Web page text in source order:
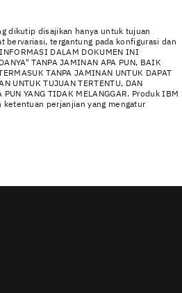
dikutip disajikan hanya untuk tujuan
bervariasi, tergantung pada konfigurasi dan
DALAM DOKUMEN INI
TANPA JAMINAN APA PUN, BAIK
TANPA JAMINAN UNTUK DAPAT
UNTUK TUJUAN TERTENTU, DAN
PUN YANG TIDAK MELANGGAR. Produk IBM
perjanjian yang mengatur